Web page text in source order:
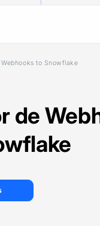
Webhooks to Snowflake
de